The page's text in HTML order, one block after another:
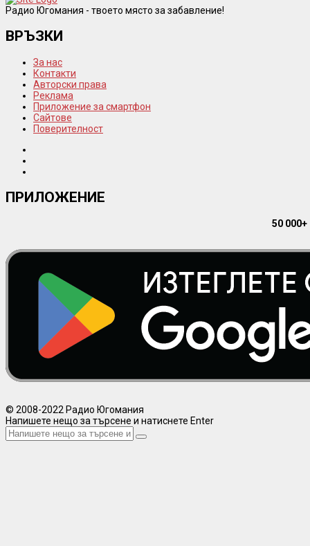
Радио Югомания - твоето място за забавление!
ВРЪЗКИ
За нас
Контакти
Авторски права
Реклама
Приложение за смартфон
Сайтове
Поверителност
ПРИЛОЖЕНИЕ
50
© 2008-2022 Радио Югомания
Напишете нещо за търсене и натиснете Enter